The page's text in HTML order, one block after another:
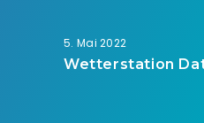
5. Mai 2022
Wetterstation